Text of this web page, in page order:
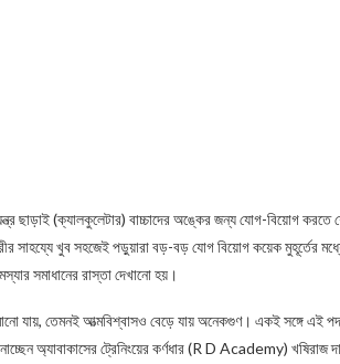
ছাড়াই (ক্যালকুলেটার) বাচ্চাদের অঙ্কের জন্য যোগ-বিয়োগ
সাহয্যে খুব সহজেই পড়ুয়ারা বড়-বড় যোগ বিয়োগ কয়েক মুহূর্তের
সমাধানের রাস্তা দেখানো হয়।
যায়, তেমনই আত্মবিশ্বাসও বেড়ে যায় অনেকগুণ। একই সঙ্গে এই
অ্যাবাকাসের ট্রেনিংয়ের কর্ণধার (R D Academy)